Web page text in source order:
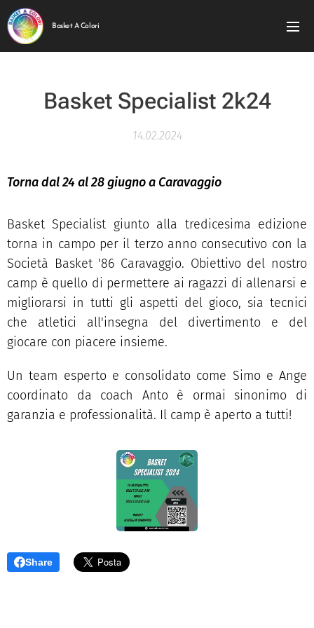
Basket A Colori
Basket Specialist 2k24
14.02.2024
Torna dal 24 al 28 giugno a Caravaggio
Basket Specialist giunto alla tredicesima edizione
torna in campo per il terzo anno consecutivo con la
Società Basket '86 Caravaggio. Obiettivo del nostro
camp è quello di permettere ai ragazzi di allenarsi e
migliorarsi in tutti gli aspetti del gioco, sia tecnici
che atletici all'insegna del divertimento e del
giocare con piacere insieme.
Un team esperto e consolidato come Simo e Ange
coordinato da coach Anto è ormai sinonimo di
garanzia e professionalità. Il camp è aperto a tutti!
Share